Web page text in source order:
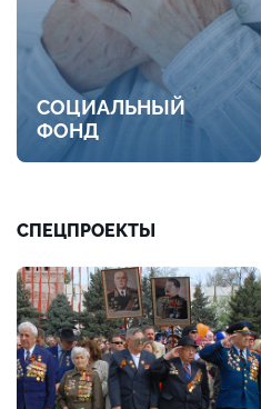
СОЦИАЛЬНЫЙ
ФОНД
СПЕЦПРОЕКТЫ